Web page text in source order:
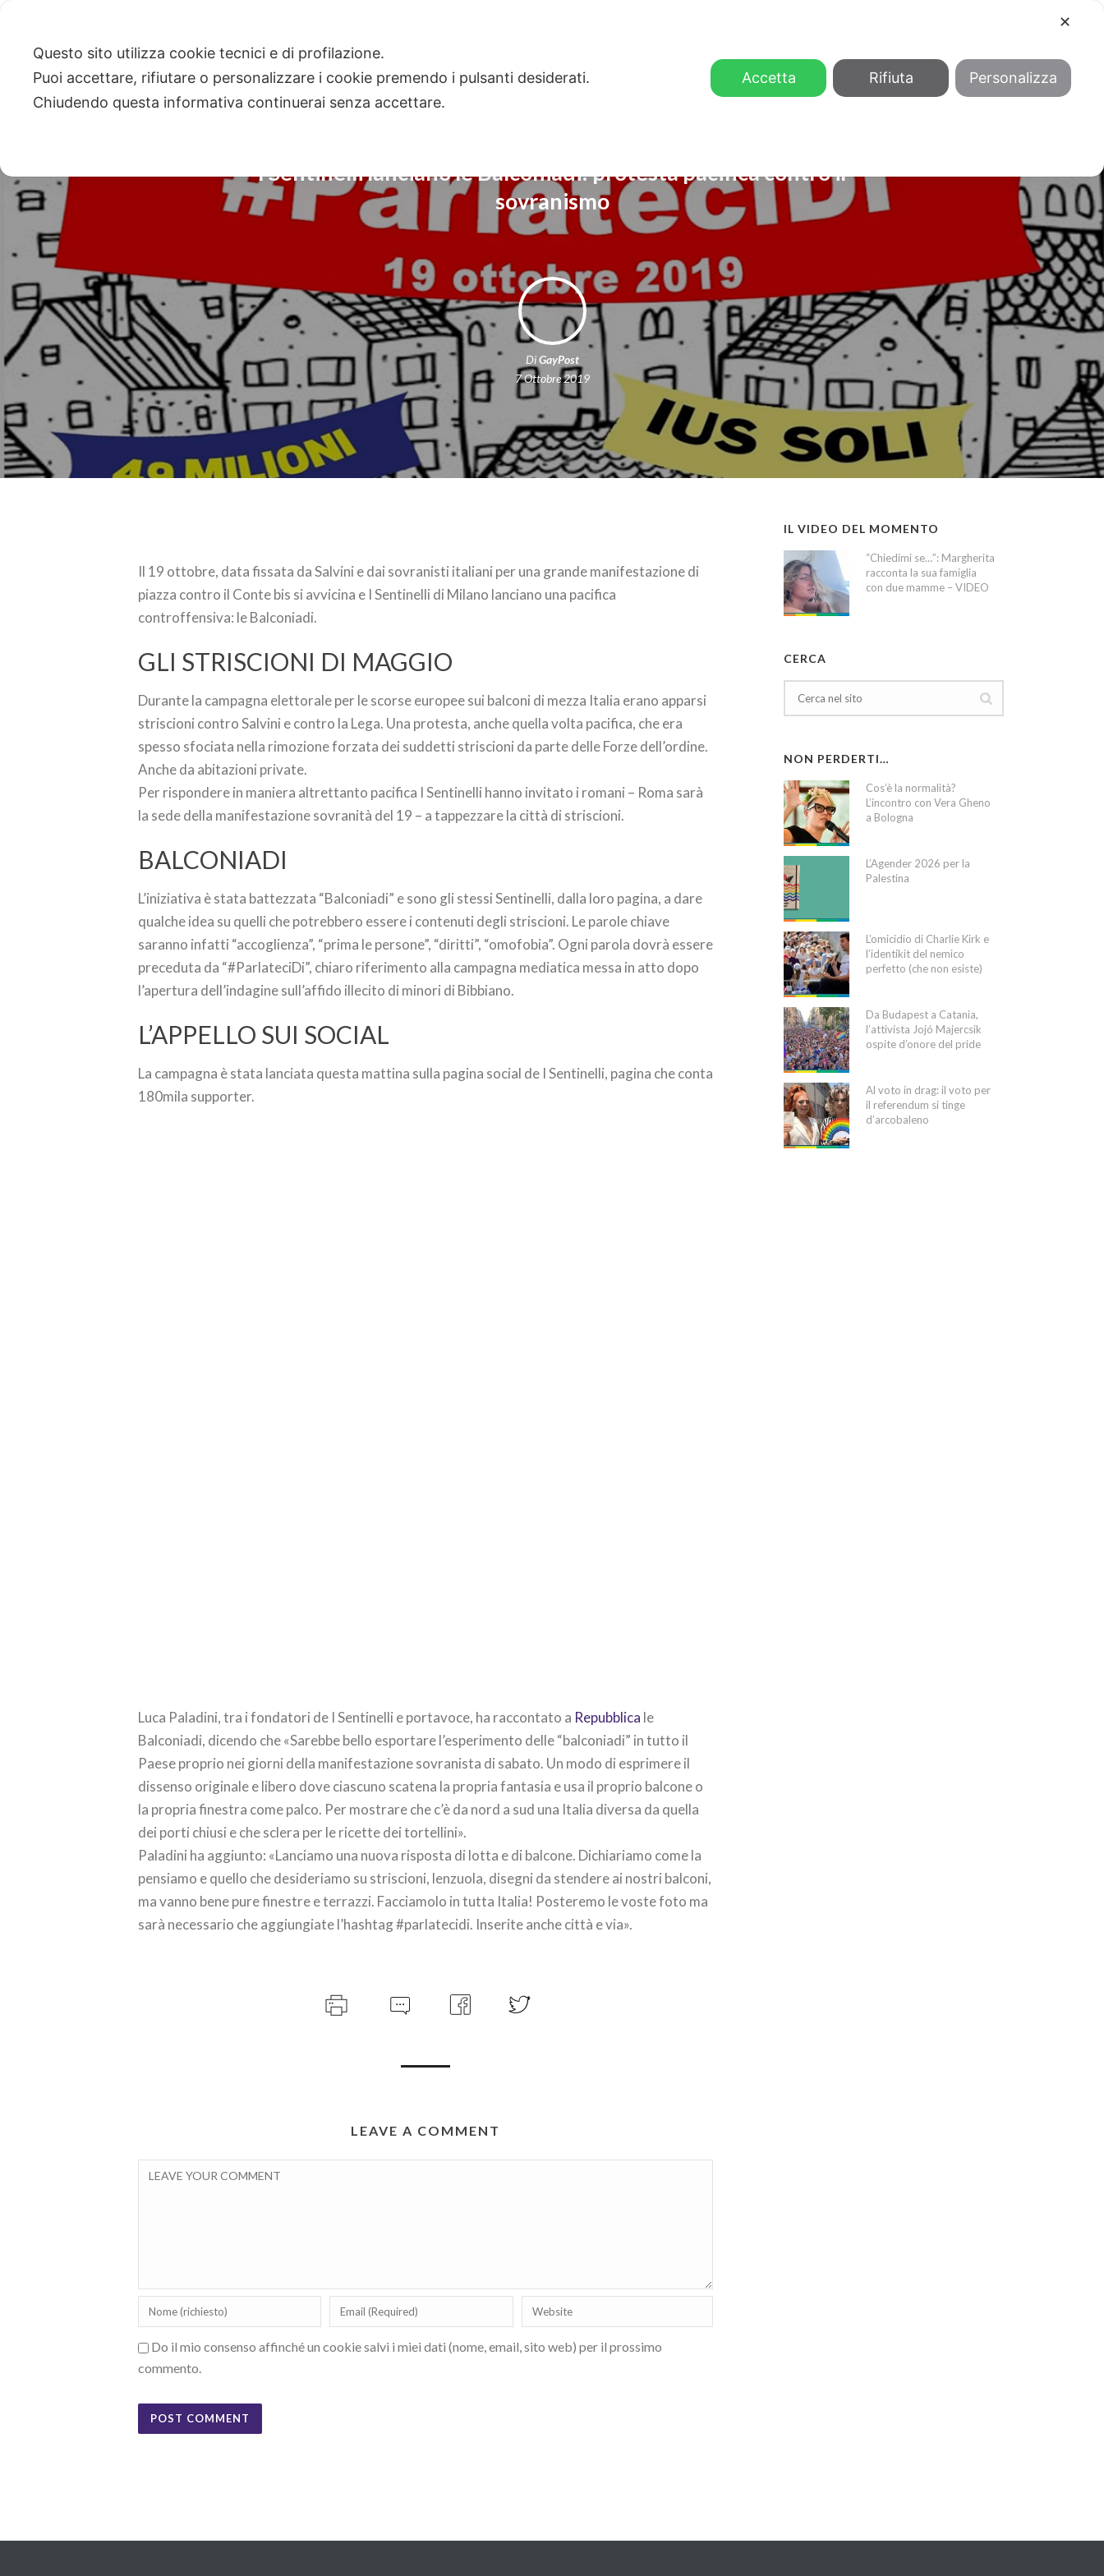
I Sentinelli lanciano le Balconiadi: protesta pacifica contro il
sovranismo
DiGayPost
7 Ottobre 2019
Il 19 ottobre, data fissata da Salvini e dai sovranisti italiani per una grande manifestazione di
piazza contro il Conte bis si avvicina e I Sentinelli di Milano lanciano una pacifica
controffensiva: le Balconiadi.
GLI STRISCIONI DI MAGGIO
Durante la campagna elettorale per le scorse europee sui balconi di mezza Italia erano apparsi
striscioni contro Salvini e contro la Lega. Una protesta, anche quella volta pacifica, che era
spesso sfociata nella rimozione forzata dei suddetti striscioni da parte delle Forze dell’ordine.
Anche da abitazioni private.
Per rispondere in maniera altrettanto pacifica I Sentinelli hanno invitato i romani – Roma sarà
la sede della manifestazione sovranità del 19 – a tappezzare la città di striscioni.
BALCONIADI
L’iniziativa è stata battezzata “Balconiadi” e sono gli stessi Sentinelli, dalla loro pagina, a dare
qualche idea su quelli che potrebbero essere i contenuti degli striscioni. Le parole chiave
saranno infatti “accoglienza”, “prima le persone”, “diritti”, “omofobia”. Ogni parola dovrà essere
preceduta da “#ParlateciDi”, chiaro riferimento alla campagna mediatica messa in atto dopo
l’apertura dell’indagine sull’affido illecito di minori di Bibbiano.
L’APPELLO SUI SOCIAL
La campagna è stata lanciata questa mattina sulla pagina social de I Sentinelli, pagina che conta
180mila supporter.
Luca Paladini, tra i fondatori de I Sentinelli e portavoce, ha raccontato a Repubblica le
Balconiadi, dicendo che «Sarebbe bello esportare l’esperimento delle “balconiadi” in tutto il
Paese proprio nei giorni della manifestazione sovranista di sabato. Un modo di esprimere il
dissenso originale e libero dove ciascuno scatena la propria fantasia e usa il proprio balcone o
la propria finestra come palco. Per mostrare che c’è da nord a sud una Italia diversa da quella
dei porti chiusi e che sclera per le ricette dei tortellini».
Paladini ha aggiunto: «Lanciamo una nuova risposta di lotta e di balcone. Dichiariamo come la
pensiamo e quello che desideriamo su striscioni, lenzuola, disegni da stendere ai nostri balconi,
ma vanno bene pure finestre e terrazzi. Facciamolo in tutta Italia! Posteremo le voste foto ma
sarà necessario che aggiungiate l’hashtag #parlatecidi. Inserite anche città e via».
LEAVE A COMMENT
Do il mio consenso affinché un cookie salvi i miei dati (nome, email, sito web) per il prossimo
commento.
IL VIDEO DEL MOMENTO
“Chiedimi se…”: Margherita
racconta la sua famiglia
con due mamme – VIDEO
CERCA
NON PERDERTI…
Cos’è la normalità?
L’incontro con Vera Gheno
a Bologna
L’Agender 2026 per la
Palestina
L’omicidio di Charlie Kirk e
l’identikit del nemico
perfetto (che non esiste)
Da Budapest a Catania,
l’attivista Jojó Majercsik
ospite d’onore del pride
Al voto in drag: il voto per
il referendum si tinge
d’arcobaleno
✕
Questo sito utilizza cookie tecnici e di profilazione.
Puoi accettare, rifiutare o personalizzare i cookie premendo i pulsanti desiderati.
Chiudendo questa informativa continuerai senza accettare.
Accetta Rifiuta Personalizza